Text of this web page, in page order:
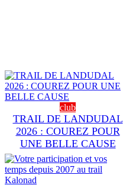
club
TRAIL DE LANDUDAL
2026 : COUREZ POUR
UNE BELLE CAUSE